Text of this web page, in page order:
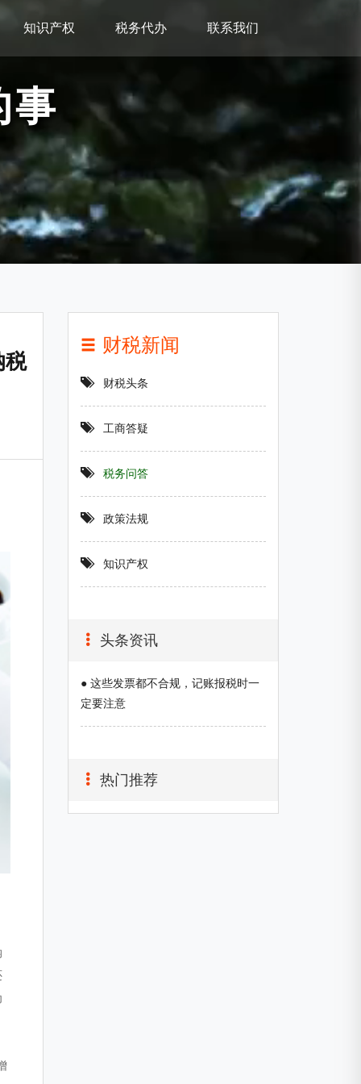
知识产权 税务代办 联系我们
事
税
财税新闻
财税头条
工商答疑
税务问答
政策法规
知识产权
头条资讯
● 这些发票都不合规，记账报税时一
定要注意
热门推荐